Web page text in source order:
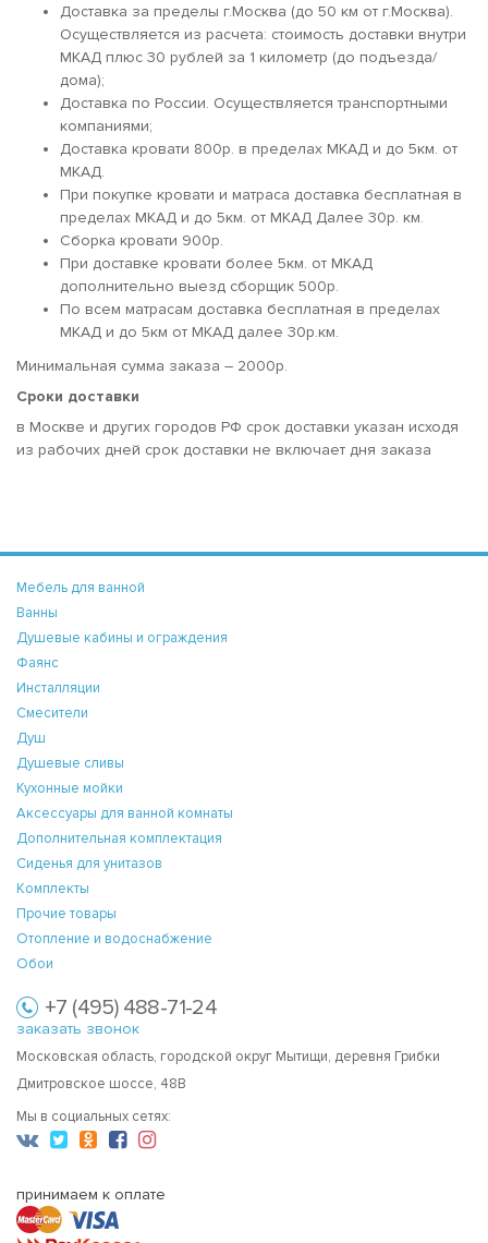
Доставка за пределы г.Москва (до 50 км от г.Москва).
Осуществляется из расчета: стоимость доставки внутри
МКАД плюс 30 рублей за 1 километр (до подъезда/
дома);
Доставка по России. Осуществляется транспортными
компаниями;
Доставка кровати 800р. в пределах МКАД и до 5км. от
МКАД.
При покупке кровати и матраса доставка бесплатная в
пределах МКАД и до 5км. от МКАД Далее 30р. км.
Сборка кровати 900р.
При доставке кровати более 5км. от МКАД
дополнительно выезд сборщик 500р.
По всем матрасам доставка бесплатная в пределах
МКАД и до 5км от МКАД далее 30р.км.
Минимальная сумма заказа – 2000р.
Сроки доставки
в Москве и других городов РФ срок доставки указан исходя
из рабочих дней срок доставки не включает дня заказа
Мебель для ванной
Ванны
Душевые кабины и ограждения
Фаянс
Инсталляции
Смесители
Душ
Душевые сливы
Кухонные мойки
Аксессуары для ванной комнаты
Дополнительная комплектация
Сиденья для унитазов
Комплекты
Прочие товары
Отопление и водоснабжение
Обои
+7 (495) 488-71-24
заказать звонок
Московская область, городской округ Мытищи, деревня Грибки
Дмитровское шоссе, 48В
Мы в социальных сетях:
принимаем к оплате